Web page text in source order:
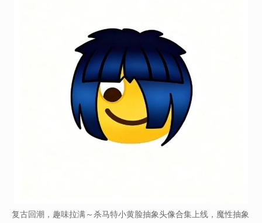
复古回潮，趣味拉满～杀马特小黄脸抽象头像合集上线，魔性抽象